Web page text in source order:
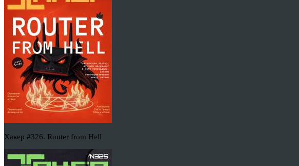
Хакер #326. Router from Hell